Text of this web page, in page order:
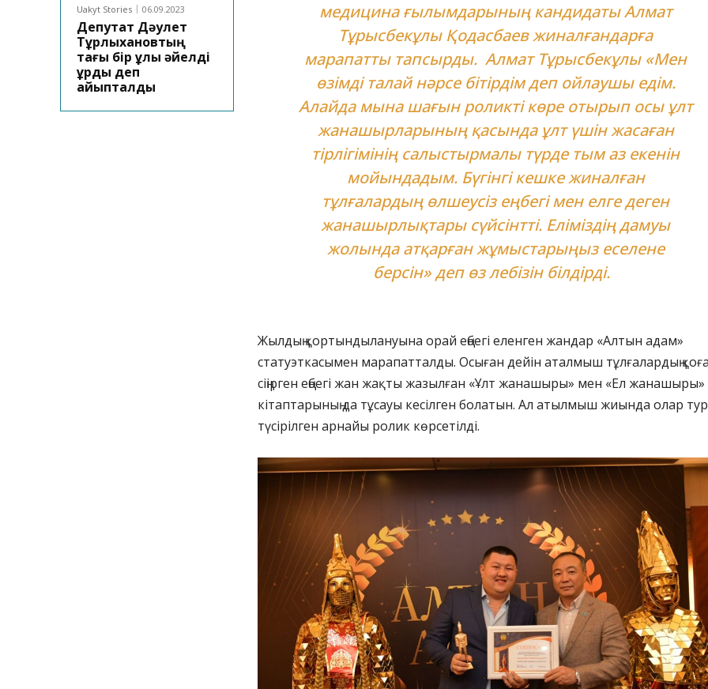
Uakyt Stories 06.09.2023
Депутат Дәулет
Тұрлыхановтың
тағы бір ұлы әйелді
ұрды деп
айыпталды
медицина ғылымдарының кандидаты Алмат
Тұрысбекұлы Қодасбаев жиналғандарға
марапатты тапсырды. Алмат Тұрысбекұлы «Мен
өзімді талай нәрсе бітірдім деп ойлаушы едім.
Алайда мына шағын роликті көре отырып осы ұлт
жанашырларының қасында ұлт үшін жасаған
тірлігімінің салыстырмалы түрде тым аз екенін
мойындадым. Бүгінгі кешке жиналған
тұлғалардың өлшеусіз еңбегі мен елге деген
жанашырлықтары сүйсінтті. Еліміздің дамуы
жолында атқарған жұмыстарыңыз еселене
берсін» деп өз лебізін білдірді.
Жылдың қортындылануына орай еңбегі еленген жандар «Алтын адам»
статуэткасымен марапатталды. Осыған дейін аталмыш тұлғалардың
сіңірген еңбегі жан жақты жазылған «Ұлт жанашыры» мен «Ел жанашыры»
кітаптарының да тұсауы кесілген болатын. Ал атылмыш жиында олар
түсірілген арнайы ролик көрсетілді.